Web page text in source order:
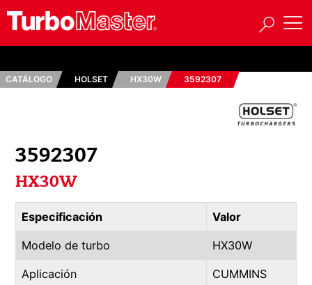
CATÁLOGO HOLSET HX30W 3592307
3592307
HX30W
Especificación Valor
Modelo de turbo HX30W
Aplicación CUMMINS